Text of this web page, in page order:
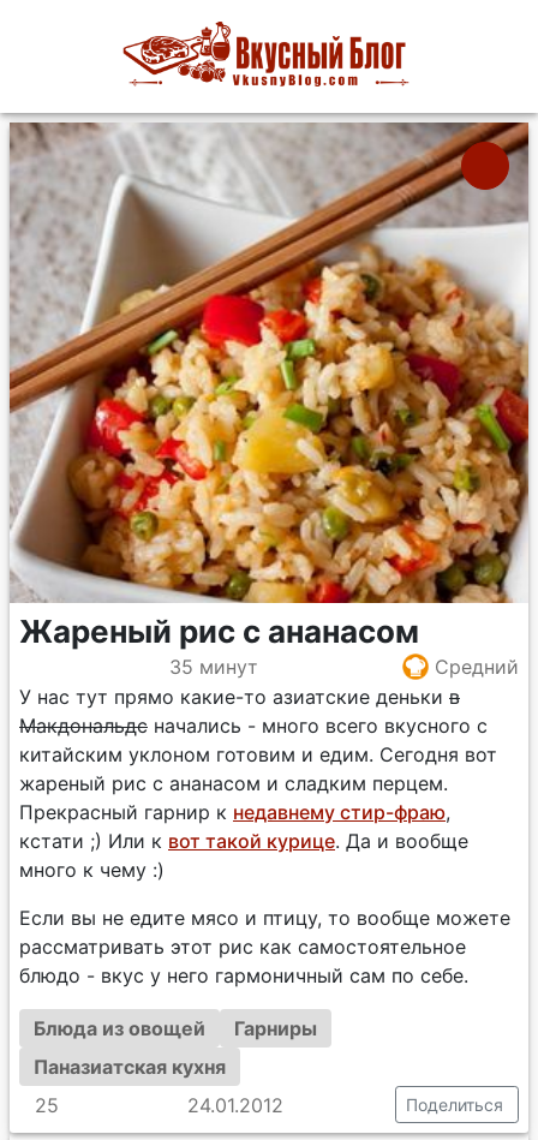
Жареный рис с ананасом
35 минут
Средний
У нас тут прямо какие-то азиатские деньки в
Макдональдс начались - много всего вкусного с
китайским уклоном готовим и едим. Сегодня вот
жареный рис с ананасом и сладким перцем.
Прекрасный гарнир к недавнему стир-фраю,
кстати ;) Или к вот такой курице. Да и вообще
много к чему :)
Если вы не едите мясо и птицу, то вообще можете
рассматривать этот рис как самостоятельное
блюдо - вкус у него гармоничный сам по себе.
Блюда из овощей
Гарниры
Паназиатская кухня
25
24.01.2012 Поделиться